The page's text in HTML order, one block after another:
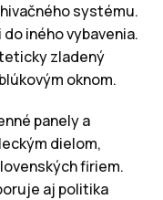
systému.
iného vybavenia.
zladený
oknom.
panely a
dielom,
firiem.
aj politika